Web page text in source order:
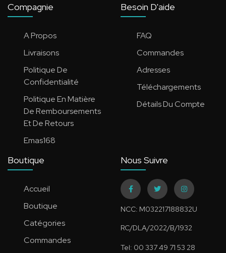
Compagnie
A Propos
Livraisons
Politique De
Confidentialité
Politique En Matière
De Remboursements
Et De Retours
Emas168
Besoin D'aide
FAQ
Commandes
Adresses
Téléchargements
Détails Du Compte
Boutique
Accueil
Boutique
Catégories
Commandes
Nous Suivre
NCC: M032217188832U
RC/DLA/2022/B/1932
Tel: 00 337 49 71 53 28